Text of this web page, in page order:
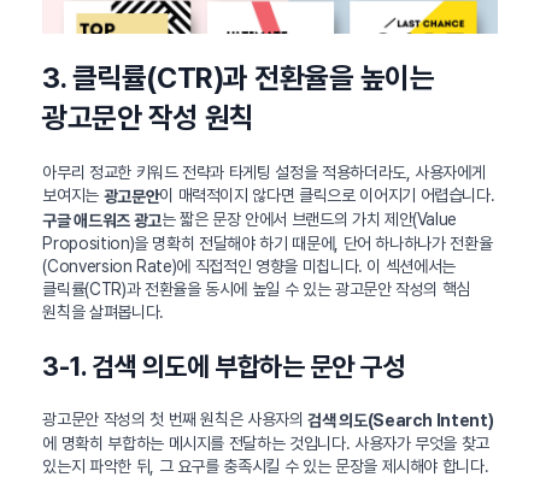
3. 클릭률(CTR)과 전환율을 높이는
광고문안 작성 원칙
아무리 정교한 키워드 전략과 타게팅 설정을 적용하더라도, 사용자에게
보여지는 광고문안이 매력적이지 않다면 클릭으로 이어지기 어렵습니다.
구글 애드워즈 광고는 짧은 문장 안에서 브랜드의 가치 제안(Value
Proposition)을 명확히 전달해야 하기 때문에, 단어 하나하나가 전환율
(Conversion Rate)에 직접적인 영향을 미칩니다. 이 섹션에서는
클릭률(CTR)과 전환율을 동시에 높일 수 있는 광고문안 작성의 핵심
원칙을 살펴봅니다.
3-1. 검색 의도에 부합하는 문안 구성
광고문안 작성의 첫 번째 원칙은 사용자의검색 의도(Search Intent)
에 명확히 부합하는 메시지를 전달하는 것입니다. 사용자가 무엇을 찾고
있는지 파악한 뒤, 그 요구를 충족시킬 수 있는 문장을 제시해야 합니다.